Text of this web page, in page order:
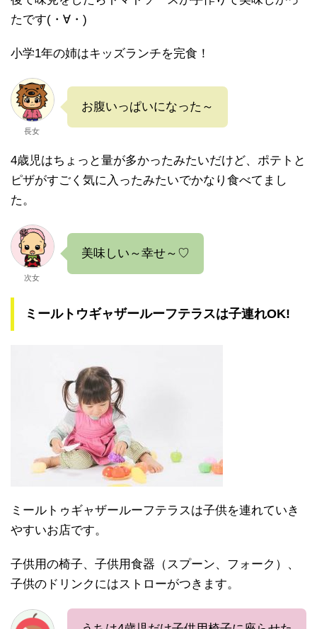
たです(・∀・)
小学1年の姉はキッズランチを完食！
長女
お腹いっぱいになった～
4歳児はちょっと量が多かったみたいだけど、ポテトと
ピザがすごく気に入ったみたいでかなり食べてまし
た。
次女
美味しい～幸せ～♡
ミールトウギャザールーフテラスは子連れOK!
ミールトゥギャザールーフテラスは子供を連れていき
やすいお店です。
子供用の椅子、子供用食器（スプーン、フォーク）、
子供のドリンクにはストローがつきます。